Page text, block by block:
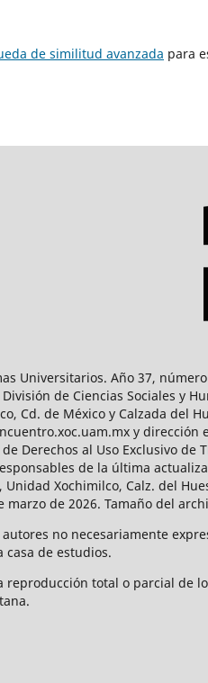
de similitud avanzada para
Universitarios. Año 37,
de Ciencias Sociales y
Cd. de México y Calzada del
y dirección
Derechos al Uso Exclusivo
de la última
Xochimilco, Calz. del
de 2026. Tamaño del
no necesariamente
casa de estudios.
total o parcial de